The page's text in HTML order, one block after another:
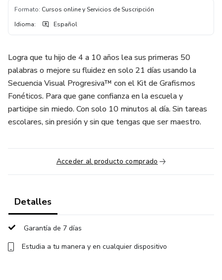
Formato: Cursos online y Servicios de Suscripción
Idioma: Español
Logra que tu hijo de 4 a 10 años lea sus primeras 50
palabras o mejore su fluidez en solo 21 días usando la
Secuencia Visual Progresiva™ con el Kit de Grafismos
Fonéticos. Para que gane confianza en la escuela y
participe sin miedo. Con solo 10 minutos al día. Sin tareas
escolares, sin presión y sin que tengas que ser maestro.
Acceder al producto comprado
Detalles
Garantía de 7 días
Estudia a tu manera y en cualquier dispositivo